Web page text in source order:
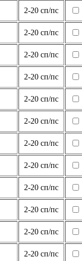
2-20 сп/пс
2-20 сп/пс
2-20 сп/пс
2-20 сп/пс
2-20 сп/пс
2-20 сп/пс
2-20 сп/пс
2-20 сп/пс
2-20 сп/пс
2-20 сп/пс
2-20 сп/пс
2-20 сп/пс